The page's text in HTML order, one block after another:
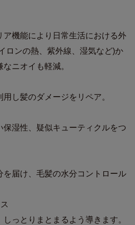
ア機能により日常生活における外
ロンの熱、紫外線、湿気など)か
ニオイも軽減。
し髪のダメージをリペア。
保湿性、疑似キューティクルをつ
を届け、毛髪の水分コントロール
っとりまとまるよう導きます。